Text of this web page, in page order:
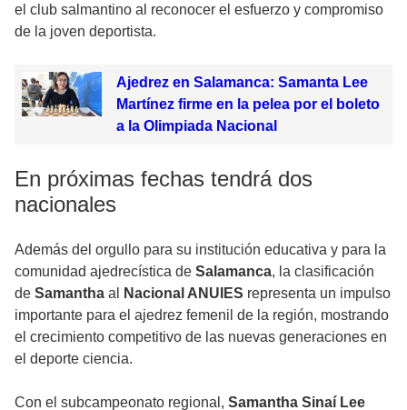
el club salmantino al reconocer el esfuerzo y compromiso
de la joven deportista.
Ajedrez en Salamanca: Samanta Lee
Martínez firme en la pelea por el boleto
a la Olimpiada Nacional
En próximas fechas tendrá dos
nacionales
Además del orgullo para su institución educativa y para la
comunidad ajedrecística de Salamanca, la clasificación
de Samantha al Nacional ANUIES representa un impulso
importante para el ajedrez femenil de la región, mostrando
el crecimiento competitivo de las nuevas generaciones en
el deporte ciencia.
Con el subcampeonato regional, Samantha Sinaí Lee